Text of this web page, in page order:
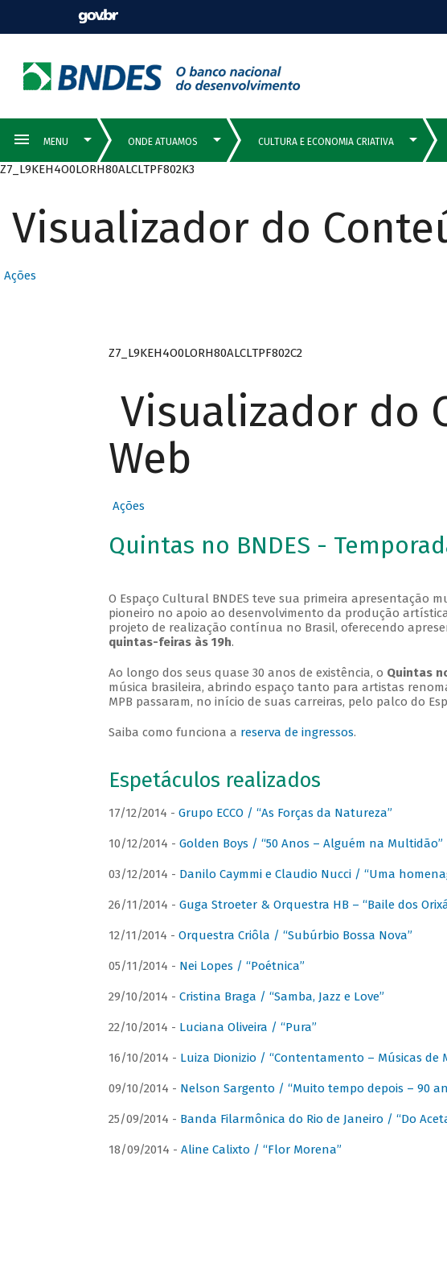
Z7_L9KEH4O0LORH80ALCLTPF802K3
Visualizador do
Ações
Z7_L9KEH4O0LORH80ALCLTPF802C2
Visualizador do
Web
Ações
Quintas no BNDES -
O Espaço Cultural BNDES teve sua primeira apresentação
pioneiro no apoio ao desenvolvimento da produção
projeto de realização contínua no Brasil, oferecendo
quintas-feiras às 19h.
Ao longo dos seus quase 30 anos de existência, o Quintas
música brasileira, abrindo espaço tanto para artistas
MPB passaram, no início de suas carreiras, pelo palco do
Saiba como funciona a reserva de ingressos.
Espetáculos realizados
17/12/2014 - Grupo ECCO / “As Forças da Natureza”
10/12/2014 - Golden Boys / “50 Anos – Alguém na Multidão”
03/12/2014 - Danilo Caymmi e Claudio Nucci / “Uma
26/11/2014 - Guga Stroeter & Orquestra HB – “Baile dos
12/11/2014 - Orquestra Criôla / “Subúrbio Bossa Nova”
05/11/2014 - Nei Lopes / “Poétnica”
29/10/2014 - Cristina Braga / “Samba, Jazz e Love”
22/10/2014 - Luciana Oliveira / “Pura”
16/10/2014 - Luiza Dionizio / “Contentamento – Músicas de
09/10/2014 - Nelson Sargento / “Muito tempo depois – 90
25/09/2014 - Banda Filarmônica do Rio de Janeiro / “Do
18/09/2014 - Aline Calixto / “Flor Morena”